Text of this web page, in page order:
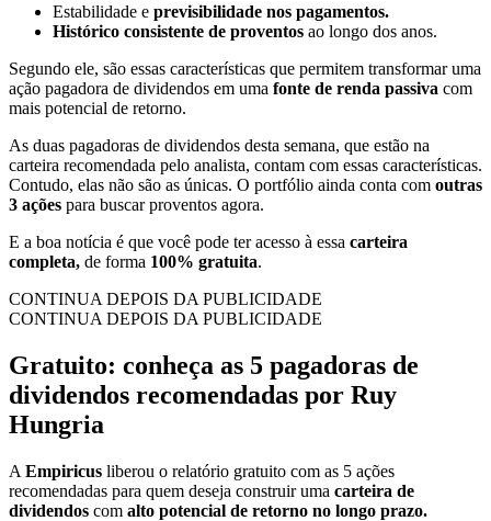
Estabilidade e previsibilidade nos pagamentos.
Histórico consistente de proventos ao longo dos anos.
Segundo ele, são essas características que permitem transformar uma
ação pagadora de dividendos em uma fonte de renda passiva com
mais potencial de retorno.
As duas pagadoras de dividendos desta semana, que estão na
carteira recomendada pelo analista, contam com essas características.
Contudo, elas não são as únicas. O portfólio ainda conta com outras
3 ações para buscar proventos agora.
E a boa notícia é que você pode ter acesso à essa carteira
completa, de forma 100% gratuita.
CONTINUA DEPOIS DA PUBLICIDADE
CONTINUA DEPOIS DA PUBLICIDADE
Gratuito: conheça as 5 pagadoras de
dividendos recomendadas por Ruy
Hungria
A Empiricus liberou o relatório gratuito com as 5 ações
recomendadas para quem deseja construir uma carteira de
dividendos com alto potencial de retorno no longo prazo.